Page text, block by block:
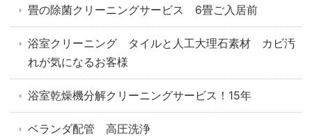
畳の除菌クリーニングサービス 6畳ご入居前
浴室クリーニング タイルと人工大理石素材 カビ汚
れが気になるお客様
浴室乾燥機分解クリーニングサービス！15年
ベランダ配管 高圧洗浄